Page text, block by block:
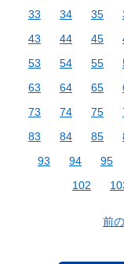
33
34 35
43
44 45
53
54 55
63
64 65
73
74 75
83
84 85
93
94 95
102
前